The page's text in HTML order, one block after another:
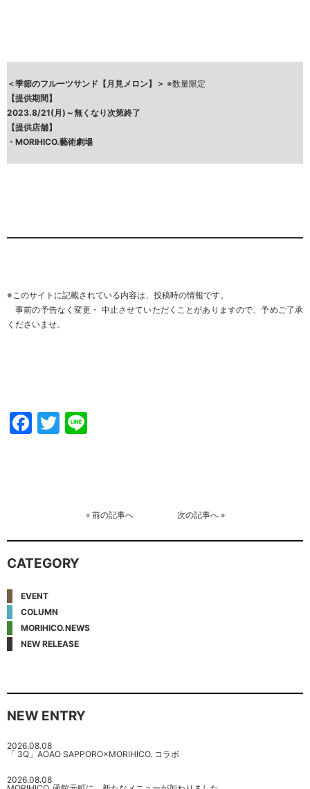
＜季節のフルーツサンド【月見メロン】＞ ※数量限定
【提供期間】
2023.8/21(月)～無くなり次第終了
【提供店舗】
・ MORIHICO.藝術劇場
※このサイトに記載されている内容は、投稿時の情報です。
事前の予告なく変更・ 中止させていただくことがありますので、予めご了承
くださいませ。
Facebook
Twitter
« 前の記事へ 次の記事へ»
CATEGORY
EVENT
COLUMN
MORIHICO.NEWS
NEW RELEASE
NEW ENTRY
2026.08.08
「 3Q」AOAO SAPPORO×MORIHICO. コラボ
2026.08.08